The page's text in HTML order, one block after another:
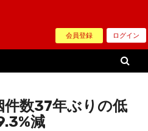
会員登録 ログイン
件数37年ぶりの低
減